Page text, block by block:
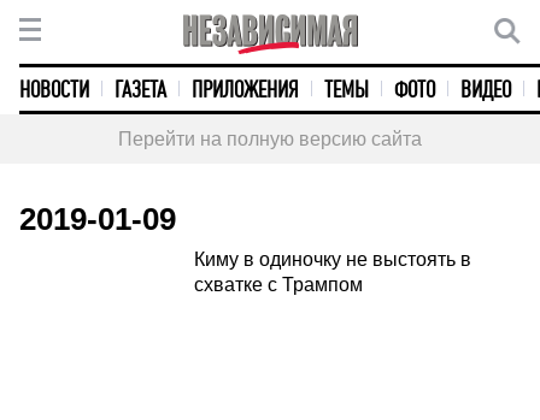
НОВОСТИ ГАЗЕТА ПРИЛОЖЕНИЯ ТЕМЫ ФОТО ВИДЕО
Перейти на полную версию сайта
2019-01-09
Киму в одиночку не выстоять в
схватке с Трампом